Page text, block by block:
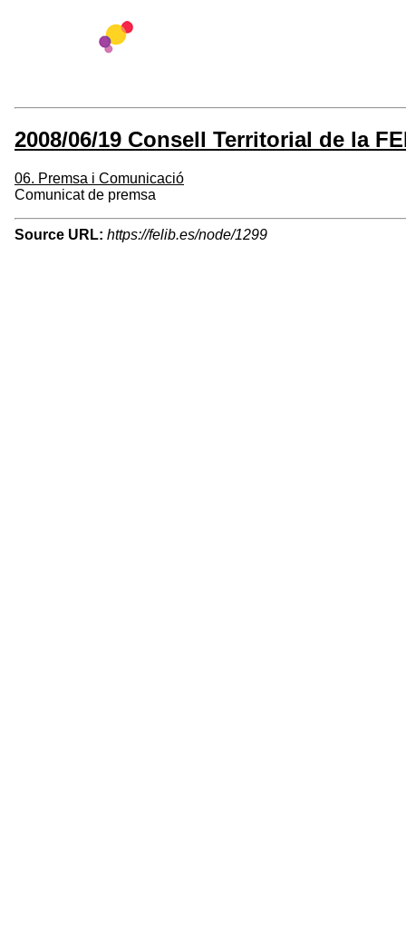
2008/06/19 Consell Territorial de la
06. Premsa i Comunicació
Comunicat de premsa
Source URL: https://felib.es/node/1299